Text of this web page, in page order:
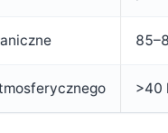
>40